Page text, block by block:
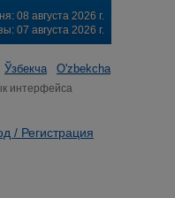
08 августа 2026 г.
07 августа 2026 г.
Ўзбекча O'zbekcha
интерфейса
/ Регистрация